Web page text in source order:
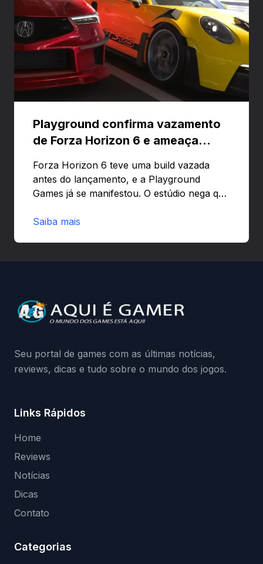
Playground confirma vazamento
de Forza Horizon 6 e ameaça
Forza Horizon 6 teve uma build vazada
antes do lançamento, e a Playground
Games já se manifestou. O estúdio nega que
preload e avisa que quem usar versões não
da Playground: negação do preload,
medidas contra acessos não autorizados
Saiba mais
Seu portal de games com as últimas notícias,
reviews, dicas e tudo sobre o mundo dos jogos.
Links Rápidos
Home
Reviews
Notícias
Dicas
Contato
Categorias